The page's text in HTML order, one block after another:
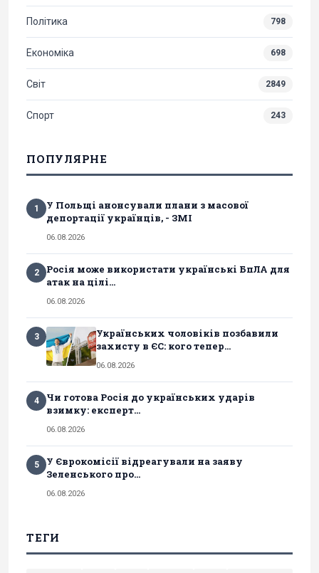
Політика 798
Економіка 698
Світ 2849
Спорт 243
ПОПУЛЯРНЕ
1
У Польщі анонсували плани з масової
депортації українців, - ЗМІ
06.08.2026
2
Росія може використати українські БпЛА для
атак на цілі...
06.08.2026
3
Українських чоловіків позбавили
захисту в ЄС: кого тепер...
06.08.2026
4
Чи готова Росія до українських ударів
взимку: експерт...
06.08.2026
5
У Єврокомісії відреагували на заяву
Зеленського про...
06.08.2026
ТЕГИ